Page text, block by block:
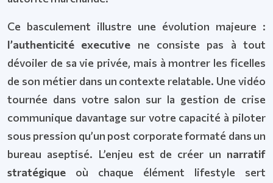
Ce basculement illustre une évolution majeure :
l’authenticité executive ne consiste pas à tout
dévoiler de sa vie privée, mais à montrer les ficelles
de son métier dans un contexte relatable. Une vidéo
tournée dans votre salon sur la gestion de crise
communique davantage sur votre capacité à piloter
sous pression qu’un post corporate formaté dans un
bureau aseptisé. L’enjeu est de créer un narratif
stratégique où chaque élément lifestyle sert